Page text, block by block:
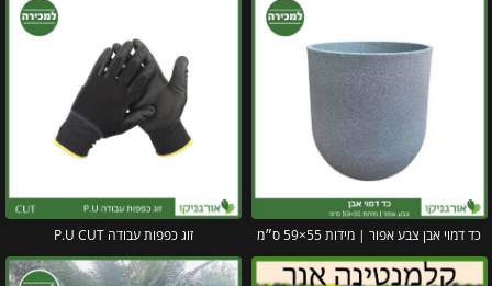
כד דמוי אבן צבע אפור | מידות 55×59 ס״מ זוג כפפות עבודה P.U CUT